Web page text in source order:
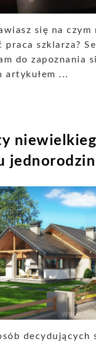
się na czym
praca szklarza?
do zapoznania
artykułem ...
decydujących